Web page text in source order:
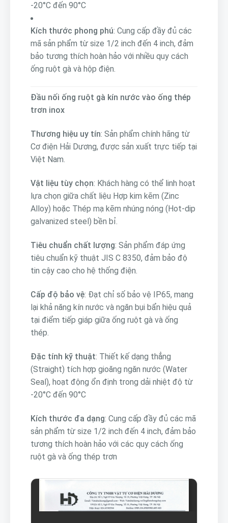
-20°C đến 90°C
Kích thước phong phú: Cung cấp đầy đủ các
mã sản phẩm từ size 1/2 inch đến 4 inch, đảm
bảo tương thích hoàn hảo với nhiều quy cách
ống ruột gà và hộp điện.
Đầu nối ống ruột gà kín nước vào ống thép
trơn inox
Thương hiệu uy tín: Sản phẩm chính hãng từ
Cơ điện Hải Dương, được sản xuất trực tiếp tại
Việt Nam.
Vật liệu tùy chọn: Khách hàng có thể linh hoạt
lựa chọn giữa chất liệu Hợp kim kẽm (Zinc
Alloy) hoặc Thép mạ kẽm nhúng nóng (Hot-dip
galvanized steel) bền bỉ.
Tiêu chuẩn chất lượng: Sản phẩm đáp ứng
tiêu chuẩn kỹ thuật JIS C 8350, đảm bảo độ
tin cậy cao cho hệ thống điện.
Cấp độ bảo vệ: Đạt chỉ số bảo vệ IP65, mang
lại khả năng kín nước và ngăn bụi bẩn hiệu quả
tại điểm tiếp giáp giữa ống ruột gà và ống
thép.
Đặc tính kỹ thuật: Thiết kế dạng thẳng
(Straight) tích hợp gioăng ngăn nước (Water
Seal), hoạt động ổn định trong dải nhiệt độ từ
-20°C đến 90°C
Kích thước đa dạng: Cung cấp đầy đủ các mã
sản phẩm từ size 1/2 inch đến 4 inch, đảm bảo
tương thích hoàn hảo với các quy cách ống
ruột gà và ống thép trơn